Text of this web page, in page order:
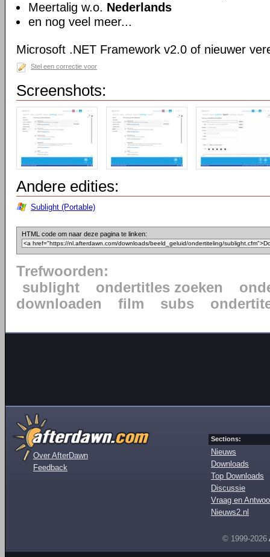
Meertalig w.o. Nederlands
en nog veel meer...
Microsoft .NET Framework v2.0 of nieuwer
Stel een correctie voor
Screenshots:
Andere edities:
Sublight (Portable)
HTML code om naar deze pagina te linken:
Trefwoorden:
sublight
ondertitles zoeken
downloaden
film subs
Over AfterDawn
Feedback
Sections:
Nieuws
Downloads
Top Downloads
Discussie
Vraag en
Nieuws2.nl
© 1999-2026